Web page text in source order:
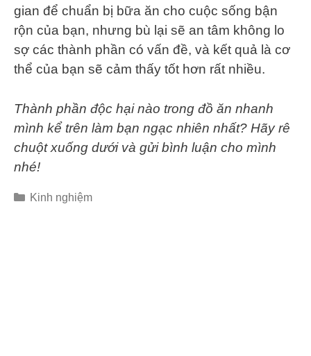
gian để chuẩn bị bữa ăn cho cuộc sống bận
rộn của bạn, nhưng bù lại sẽ an tâm không lo
sợ các thành phần có vấn đề, và kết quả là cơ
thể của bạn sẽ cảm thấy tốt hơn rất nhiều.
Thành phần độc hại nào trong đồ ăn nhanh
mình kể trên làm bạn ngạc nhiên nhất? Hãy rê
chuột xuống dưới và gửi bình luận cho mình
nhé!
Categories
Kinh nghiệm